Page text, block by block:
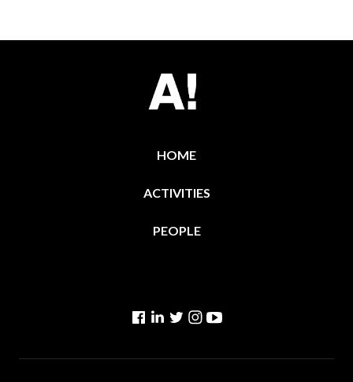
HOME
ACTIVITIES
PEOPLE
Facebook
Linkedin
TwitterInstagram